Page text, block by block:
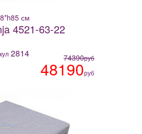
см
4521-63-22
2814 74390руб
48190руб